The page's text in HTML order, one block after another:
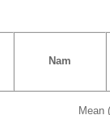
Nam
Mean